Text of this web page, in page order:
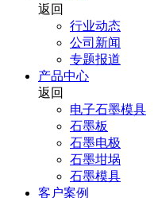
返回
行业动态
公司新闻
专题报道
产品中心
返回
电子石墨模具
石墨板
石墨电极
石墨坩埚
石墨模具
客户案例